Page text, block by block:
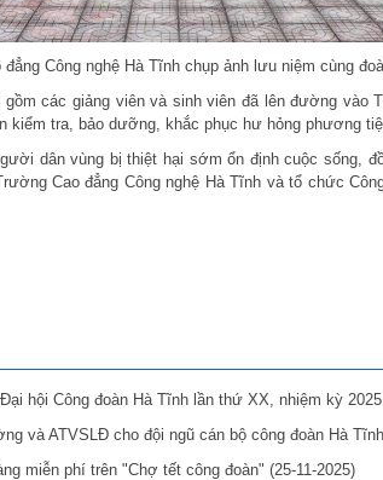
Công nghệ Hà Tĩnh chụp ảnh lưu niệm cùng
gồm các giảng viên và sinh viên đã lên đường vào
kiểm tra, bảo dưỡng, khắc phục hư hỏng phương
dân vùng bị thiệt hại sớm ổn định cuộc sống,
Cao đẳng Công nghệ Hà Tĩnh và tổ chức
hội Công đoàn Hà Tĩnh lần thứ XX, nhiệm kỳ
và ATVSLĐ cho đội ngũ cán bộ công đoàn Hà Tĩnh
miễn phí trên "Chợ tết công đoàn" (25-11-2025)